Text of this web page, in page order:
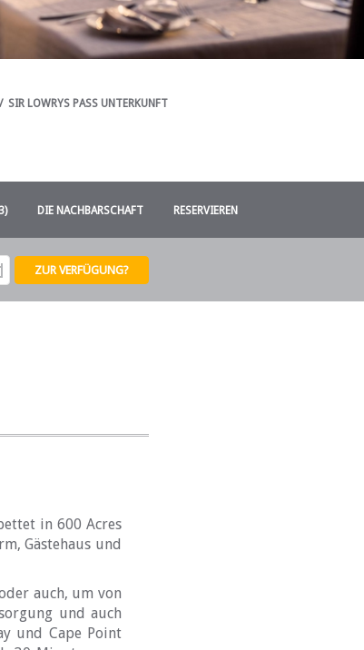
/ SIR LOWRYS PASS UNTERKUNFT
DIE NACHBARSCHAFT RESERVIEREN
in 600 Acres
Gästehaus und
auch, um von
und auch
und Cape Point